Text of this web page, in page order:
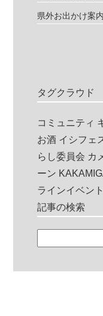
県外お出かけ案内
タグクラウド
コミュニティ
お酒 イシフェ
らし委員会 カ
ーン
ラインイベント
記事の検索